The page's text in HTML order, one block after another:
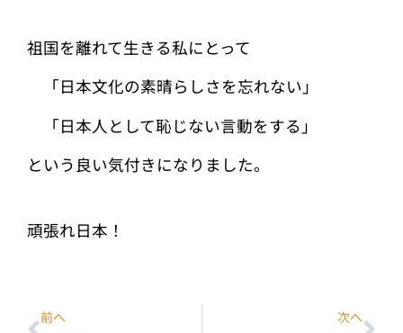
祖国を離れて生きる私にとって
「日本文化の素晴らしさを忘れない」
「日本人として恥じない言動をする」
という良い気付きになりました。
頑張れ日本！
前へ 次へ